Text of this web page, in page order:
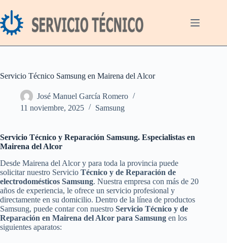
al
contenido
Servicio Técnico Samsung en Mairena del Alcor
José Manuel García Romero
11 noviembre, 2025
Samsung
Servicio Técnico y Reparación Samsung. Especialistas en
Mairena del Alcor
Desde Mairena del Alcor y para toda la provincia puede
solicitar nuestro Servicio Técnico y de Reparación de
electrodomésticos Samsung. Nuestra empresa con más de 20
años de experiencia, le ofrece un servicio profesional y
directamente en su domicilio. Dentro de la línea de productos
Samsung, puede contar con nuestro Servicio Técnico y de
Reparación en Mairena del Alcor para Samsung en los
siguientes aparatos: